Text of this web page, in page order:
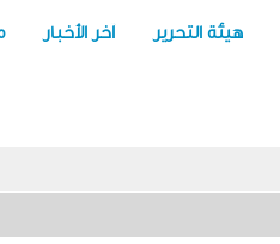
هيئة التحرير آخر الأخبار